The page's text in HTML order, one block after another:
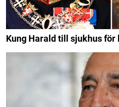
Kung Harald till sjukhus för